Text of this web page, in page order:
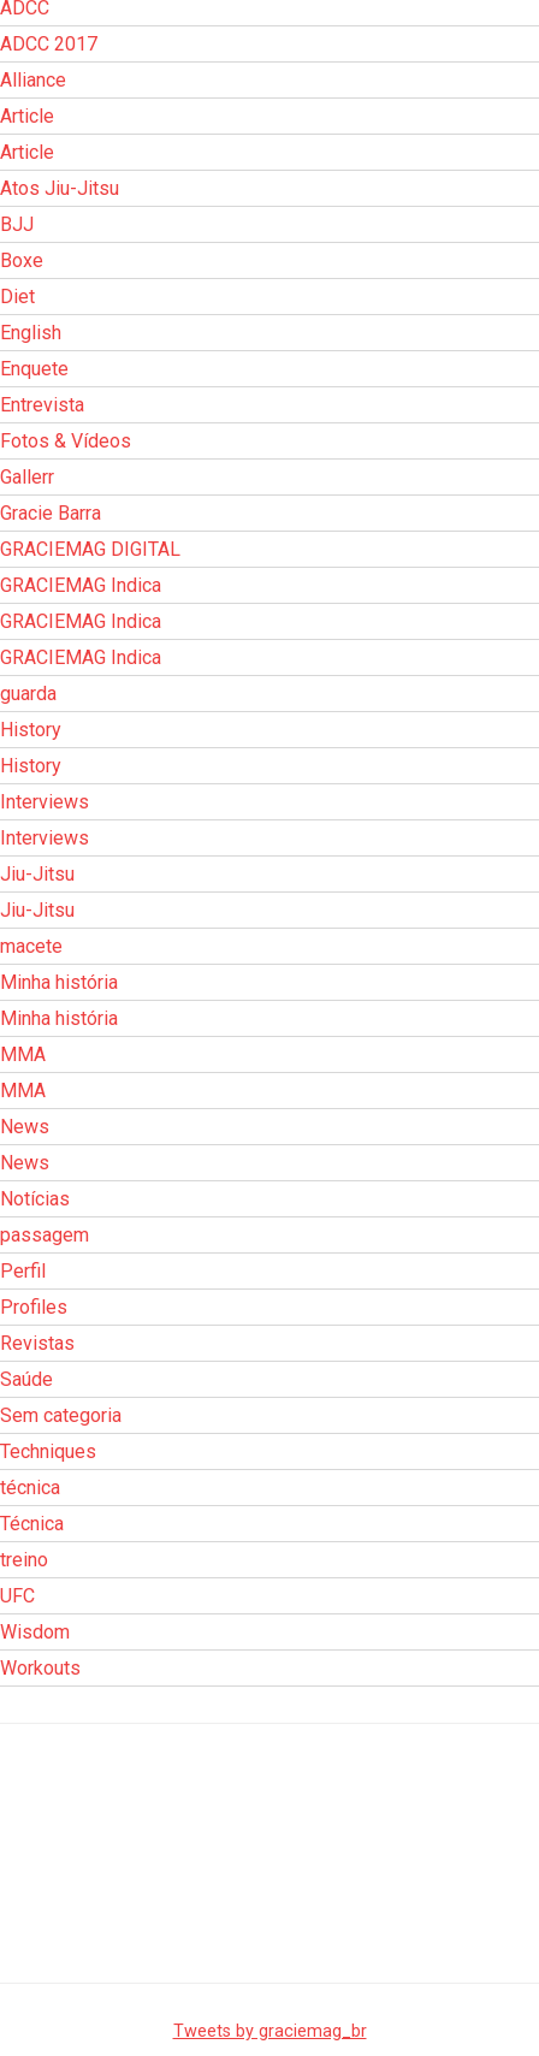
ADCC
ADCC 2017
Alliance
Article
Article
Atos Jiu-Jitsu
BJJ
Boxe
Diet
English
Enquete
Entrevista
Fotos & Vídeos
Gallerr
Gracie Barra
GRACIEMAG DIGITAL
GRACIEMAG Indica
GRACIEMAG Indica
GRACIEMAG Indica
guarda
History
History
Interviews
Interviews
Jiu-Jitsu
Jiu-Jitsu
macete
Minha história
Minha história
MMA
MMA
News
News
Notícias
passagem
Perfil
Profiles
Revistas
Saúde
Sem categoria
Techniques
técnica
Técnica
treino
UFC
Wisdom
Workouts
Tweets by graciemag_br